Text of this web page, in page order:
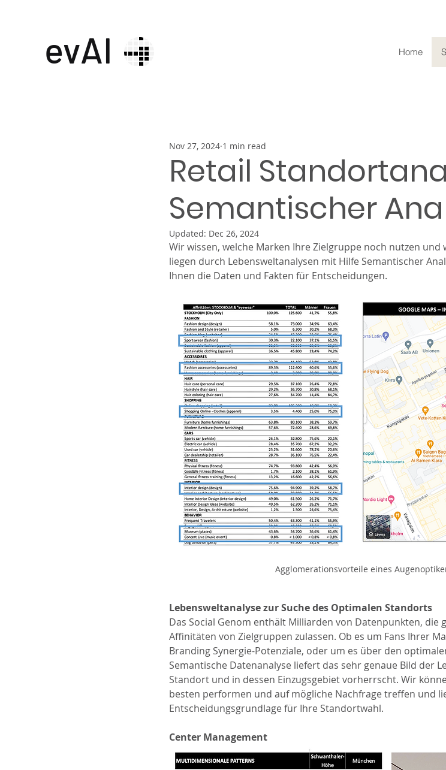
evAI Home
Retail
Semantischer
Nov 27, 2024 1 min read
Updated: Dec 26, 2024
Wir wissen, welche Marken Ihre Zielgruppe noch nutzen und
liegen durch Lebensweltanalysen mit Hilfe Semantischer
Ihnen die Daten und Fakten für Entscheidungen.
Agglomerationsvorteile eines
Lebensweltanalyse zur Suche des Optimalen Standorts
Das Social Genom enthält Milliarden von Datenpunkten, die
Affinitäten von Zielgruppen zulassen. Ob es um Fans Ihrer
Branding Synergie-Potenziale, oder um es über den
Semantische Datenanalyse liefert das sehr genaue Bild der
Standort und in dessen Einzugsgebiet vorherrscht. Wir
besten performen und auf mögliche Nachfrage treffen und
Entscheidungsgrundlage für Ihre Standortwahl.
Center Management